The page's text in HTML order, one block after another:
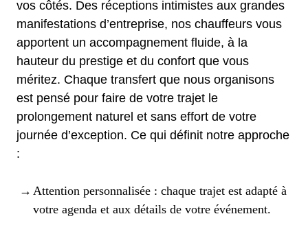
vos côtés. Des réceptions intimistes aux grandes
manifestations d’entreprise, nos chauffeurs vous
apportent un accompagnement fluide, à la
hauteur du prestige et du confort que vous
méritez. Chaque transfert que nous organisons
est pensé pour faire de votre trajet le
prolongement naturel et sans effort de votre
journée d’exception. Ce qui définit notre approche
:
Attention personnalisée : chaque trajet est adapté à
votre agenda et aux détails de votre événement.